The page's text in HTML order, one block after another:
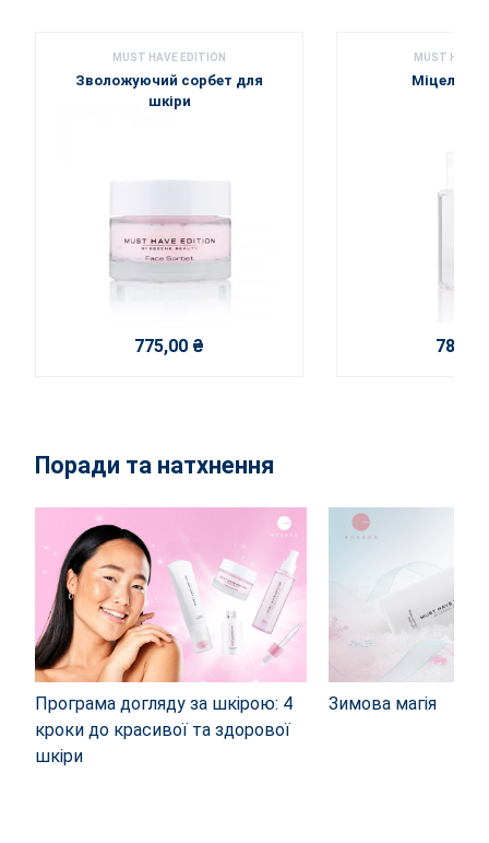
MUST HAVE EDITION
Зволожуючий сорбет для
шкіри
775,00 ₴
MUST HAVE
Поради та натхнення
Програма догляду за шкірою: 4
кроки до красивої та здорової
шкіри
Зимова магія